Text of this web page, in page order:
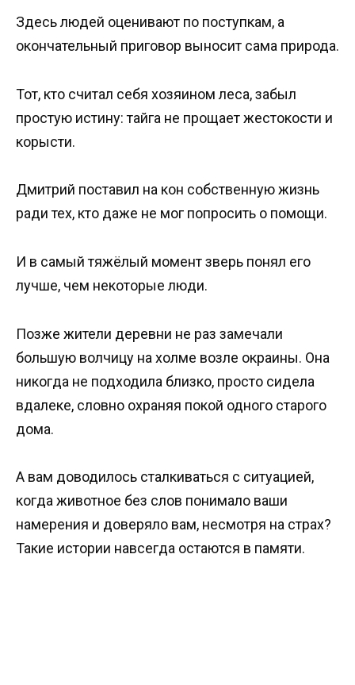
Здесь людей оценивают по поступкам, а
окончательный приговор выносит сама природа.
Тот, кто считал себя хозяином леса, забыл
простую истину: тайга не прощает жестокости и
корысти.
Дмитрий поставил на кон собственную жизнь
ради тех, кто даже не мог попросить о помощи.
И в самый тяжёлый момент зверь понял его
лучше, чем некоторые люди.
Позже жители деревни не раз замечали
большую волчицу на холме возле окраины. Она
никогда не подходила близко, просто сидела
вдалеке, словно охраняя покой одного старого
дома.
А вам доводилось сталкиваться с ситуацией,
когда животное без слов понимало ваши
намерения и доверяло вам, несмотря на страх?
Такие истории навсегда остаются в памяти.